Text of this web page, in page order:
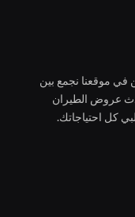
في موقعنا نجمع بين
عروض الطيران
كل احتياجاتك.